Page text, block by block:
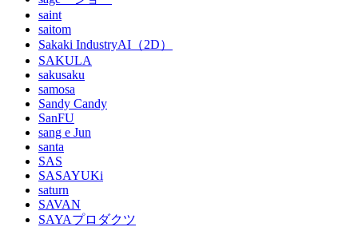
saint
saitom
Sakaki IndustryAI（2D）
SAKULA
sakusaku
samosa
Sandy Candy
SanFU
sang e Jun
santa
SAS
SASAYUKi
saturn
SAVAN
SAYAプロダクツ